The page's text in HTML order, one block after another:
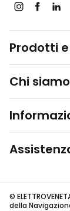
Prodotti
Chi siamo
©
della